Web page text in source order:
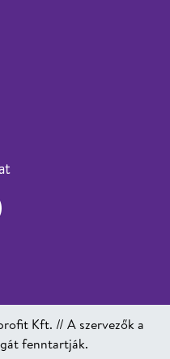
Kft. // A szervezők a
fenntartják.